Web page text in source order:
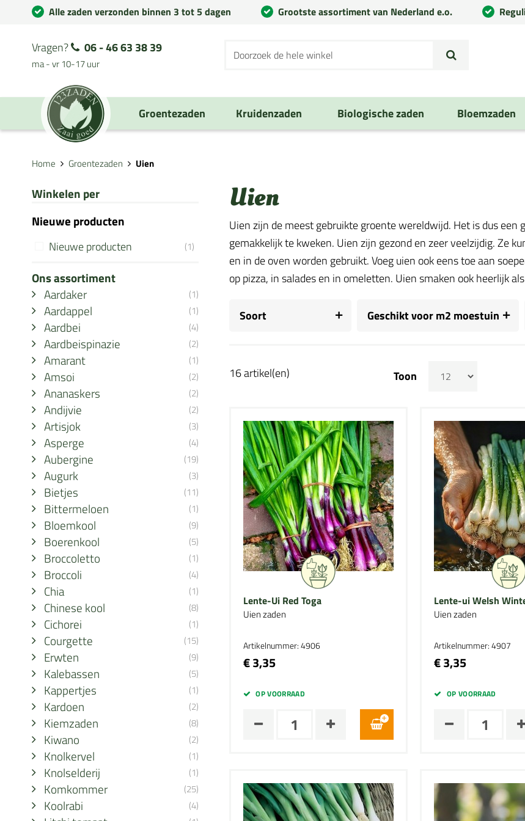
Alle zaden verzonden binnen 3 tot 5 dagen Grootste assortiment van Nederland e.o.
Vragen? 06 - 46 63 38 39
ma - vr 10-17 uur
Groentezaden Kruidenzaden Biologische zaden Bloemzaden
Home Groentezaden Uien
Winkelen per
Nieuwe producten
Nieuwe producten (1)
Ons assortiment
Aardaker
(1)
Aardappel (1)
Aardbei (4)
Aardbeispinazie (2)
Amarant (1)
Amsoi (2)
Ananaskers (2)
Andijvie (2)
Artisjok (3)
Asperge (4)
Aubergine (19)
Augurk (3)
Bietjes (11)
Bittermeloen (1)
Bloemkool (9)
Boerenkool (5)
Broccoletto (1)
Broccoli (4)
Chia (1)
Chinese kool (8)
Cichorei (1)
Courgette (15)
Erwten (9)
Kalebassen (5)
Kappertjes (1)
Kardoen (2)
Kiemzaden (8)
Kiwano (2)
Knolkervel (1)
Knolselderij (1)
Komkommer (25)
Koolrabi (4)
Uien
Uien zijn de meest gebruikte groente wereldwijd. Het is dus
gemakkelijk te kweken. Uien zijn gezond en zeer veelzijdig. Ze
en in de oven worden gebruikt. Voeg uien ook eens toe aan
op pizza, in salades en in omeletten. Uien smaken ook heerlijk
Soort Geschikt voor m2 moestuin
16 artikel(en) Toon
Lente-Ui Red Toga
Uien zaden
Artikelnummer: 4906
€ 3,35
OP VOORRAAD
Lente-ui Welsh
Uien zaden
Artikelnummer: 4907
€ 3,35
OP VOORRAAD